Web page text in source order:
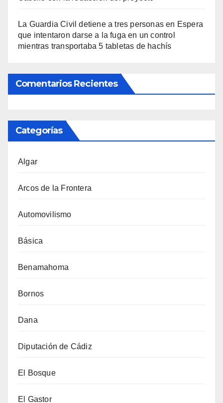
La Guardia Civil detiene a tres personas en Espera
que intentaron darse a la fuga en un control
mientras transportaba 5 tabletas de hachís
Comentarios Recientes
Categorías
Algar
Arcos de la Frontera
Automovilismo
Básica
Benamahoma
Bornos
Dana
Diputación de Cádiz
El Bosque
El Gastor